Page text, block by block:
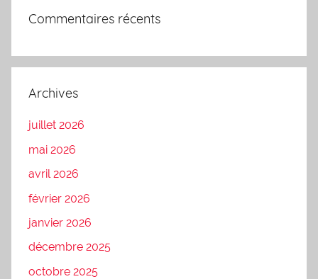
Commentaires récents
Archives
juillet 2026
mai 2026
avril 2026
février 2026
janvier 2026
décembre 2025
octobre 2025